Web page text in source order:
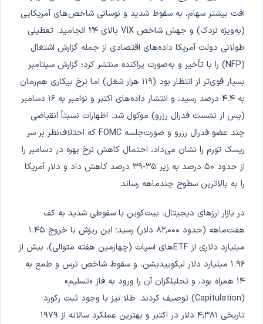
افت بیشتر سهام، به سقوط شدید و نوسانی شاخص‌های آمریکایی
(به‌ویژه نزدک) و جهش شاخص VIX بالای ۲۴ انجامید. تعطیلی
طولانی دولت آمریکا داده‌های اقتصادی از جمله گزارش اشتغال
(NFP) را با تأخیر و به‌صورت پراکنده منتشر کرد؛ گزارش سپتامبر
بسیار قوی‌تر از انتظار بود (۱۱۹ هزار شغل) اما نرخ بیکاری هم‌زمان
به ۴.۴ درصد رسید، و انتشار داده‌های اکتبر و نوامبر به ۱۶ دسامبر
(پس از نشست فدرال رزرو) موکول شد. اظهارات نسبتاً انقباضی
چند عضو فدرال رزرو و صورت‌جلسه FOMC که اختلاف‌نظر بر سر
ریسک تورم را نشان می‌داد، احتمال کاهش نرخ بهره در دسامبر را
از حدود ۵۰ درصد به زیر ۳۵-۳۹ درصد کاهش داد و دلار آمریکا
را به بالاترین سطوح چندماهه رساند.
در بازار ارزهای دیجیتال، بیت‌کوین با سقوطی شدید به کف
هفت‌ماهه (حدود ۸۲,۰۰۰ دلار) رسید؛ این ریزش با خروج ۱.۴۵
میلیارد دلاری از ETFهای اسپات (چهارمین هفته متوالی)، بیش از
۱.۹۶ میلیارد دلار لیکوییدیشن، و سقوط شاخص ترس و طمع به
۱۴ همراه بود، و تحلیلگران آن را ورود به فاز «تسلیم»
(Capitulation) توصیف کردند. طلا نیز با وجود ثبت رکورد
تاریخی ۴,۳۸۱ دلار در اکتبر و بهترین عملکرد سالانه از ۱۹۷۹